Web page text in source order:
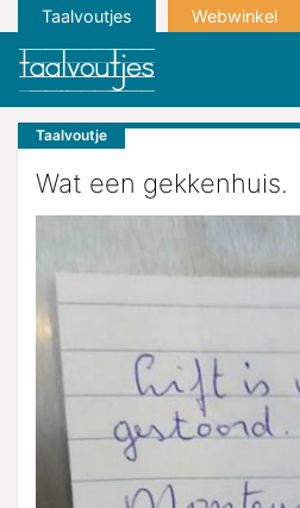
Taalvoutjes Webwinkel
Taalvoutje
Wat een gekkenhuis.